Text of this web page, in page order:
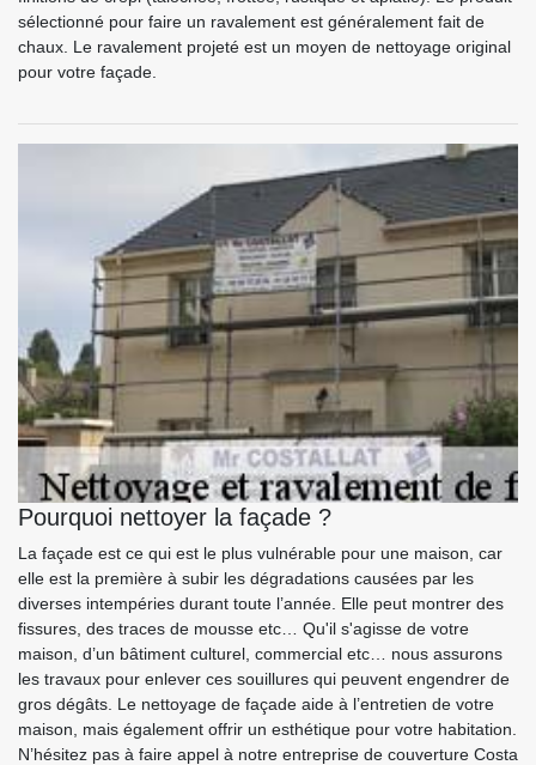
sélectionné pour faire un ravalement est généralement fait de
chaux. Le ravalement projeté est un moyen de nettoyage original
pour votre façade.
Pourquoi nettoyer la façade ?
La façade est ce qui est le plus vulnérable pour une maison, car
elle est la première à subir les dégradations causées par les
diverses intempéries durant toute l’année. Elle peut montrer des
fissures, des traces de mousse etc… Qu'il s'agisse de votre
maison, d’un bâtiment culturel, commercial etc… nous assurons
les travaux pour enlever ces souillures qui peuvent engendrer de
gros dégâts. Le nettoyage de façade aide à l’entretien de votre
maison, mais également offrir un esthétique pour votre habitation.
N’hésitez pas à faire appel à notre entreprise de couverture Costa